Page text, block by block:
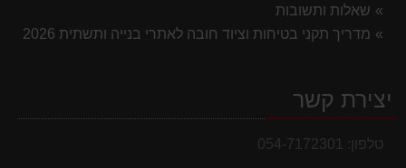
שאלות ותשובות
מדריך תקני בטיחות וציוד חובה לאתרי בנייה ותשתית 2026
יצירת קשר
טלפון: 054-7172301